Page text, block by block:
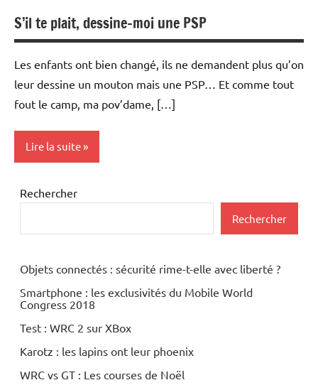
S’il te plait, dessine-moi une PSP
Les enfants ont bien changé, ils ne demandent plus qu’on
leur dessine un mouton mais une PSP… Et comme tout
fout le camp, ma pov’dame, […]
Lire la suite
Inclassables
Rechercher
Rechercher
Objets connectés : sécurité rime-t-elle avec liberté ?
Smartphone : les exclusivités du Mobile World
Congress 2018
Test : WRC 2 sur XBox
Karotz : les lapins ont leur phoenix
WRC vs GT : Les courses de Noël